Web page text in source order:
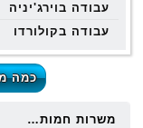
עבודה בוירג'יניה
עבודה בקולורדו
כמה
משרות חמות…